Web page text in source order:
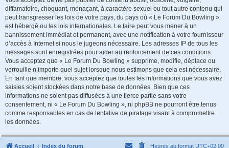
diffamatoire, choquant, menaçant, à caractère sexuel ou tout autre contenu qui
peut transgresser les lois de votre pays, du pays où « Le Forum Du Bowling »
est hébergé ou les lois internationales. Le faire peut vous mener à un
bannissement immédiat et permanent, avec une notification à votre fournisseur
d’accès à Internet si nous le jugeons nécessaire. Les adresses IP de tous les
messages sont enregistrées pour aider au renforcement de ces conditions.
Vous acceptez que « Le Forum Du Bowling » supprime, modifie, déplace ou
verrouille n’importe quel sujet lorsque nous estimons que cela est nécessaire.
En tant que membre, vous acceptez que toutes les informations que vous avez
saisies soient stockées dans notre base de données. Bien que ces
informations ne soient pas diffusées à une tierce partie sans votre
consentement, ni « Le Forum Du Bowling », ni phpBB ne pourront être tenus
comme responsables en cas de tentative de piratage visant à compromettre
les données.
Accueil Index du forum Heures au format UTC+02:00